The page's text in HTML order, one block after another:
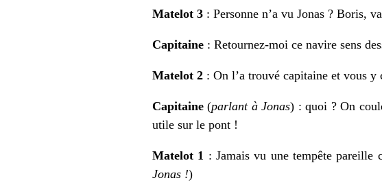
Matelot 3 : Personne n’a vu Jonas ? Boris,
Capitaine : Retournez-moi ce navire sens
Matelot 2 : On l’a trouvé capitaine et vous
Capitaine(parlant à Jonas) : quoi ? On
utile sur le pont !
Matelot 1 : Jamais vu une tempête
Jonas !)